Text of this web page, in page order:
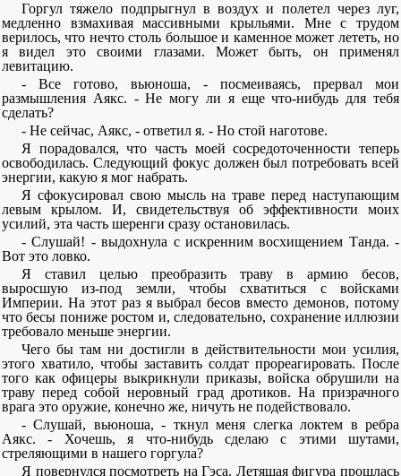
Горгул тяжело подпрыгнул в воздух и полетел через луг,
медленно взмахивая массивными крыльями. Мне с трудом
верилось, что нечто столь большое и каменное может лететь, но
я видел это своими глазами. Может быть, он применял
левитацию.
- Все готово, вьюноша, - посмеиваясь, прервал мои
размышления Аякс. - Не могу ли я еще что-нибудь для тебя
сделать?
- Не сейчас, Аякс, - ответил я. - Но стой наготове.
Я порадовался, что часть моей сосредоточенности теперь
освободилась. Следующий фокус должен был потребовать всей
энергии, какую я мог набрать.
Я сфокусировал свою мысль на траве перед наступающим
левым крылом. И, свидетельствуя об эффективности моих
усилий, эта часть шеренги сразу остановилась.
- Слушай! - выдохнула с искренним восхищением Танда. -
Вот это ловко.
Я ставил целью преобразить траву в армию бесов,
выросшую из-под земли, чтобы схватиться с войсками
Империи. На этот раз я выбрал бесов вместо демонов, потому
что бесы пониже ростом и, следовательно, сохранение иллюзии
требовало меньше энергии.
Чего бы там ни достигли в действительности мои усилия,
этого хватило, чтобы заставить солдат прореагировать. После
того как офицеры выкрикнули приказы, войска обрушили на
траву перед собой неровный град дротиков. На призрачного
врага это оружие, конечно же, ничуть не подействовало.
- Слушай, вьюноша, - ткнул меня слегка локтем в ребра
Аякс. - Хочешь, я что-нибудь сделаю с этими шутами,
стреляющими в нашего горгула?
Я повернулся посмотреть на Гэса. Летящая фигура прошлась